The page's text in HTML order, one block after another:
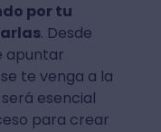
por tu
. Desde
apuntar
te venga a la
esencial
para crear